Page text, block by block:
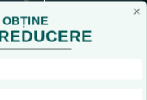
a va oferi
sunteti
plasarea de cookies,
imbunatatita.
urile
OBȚINE